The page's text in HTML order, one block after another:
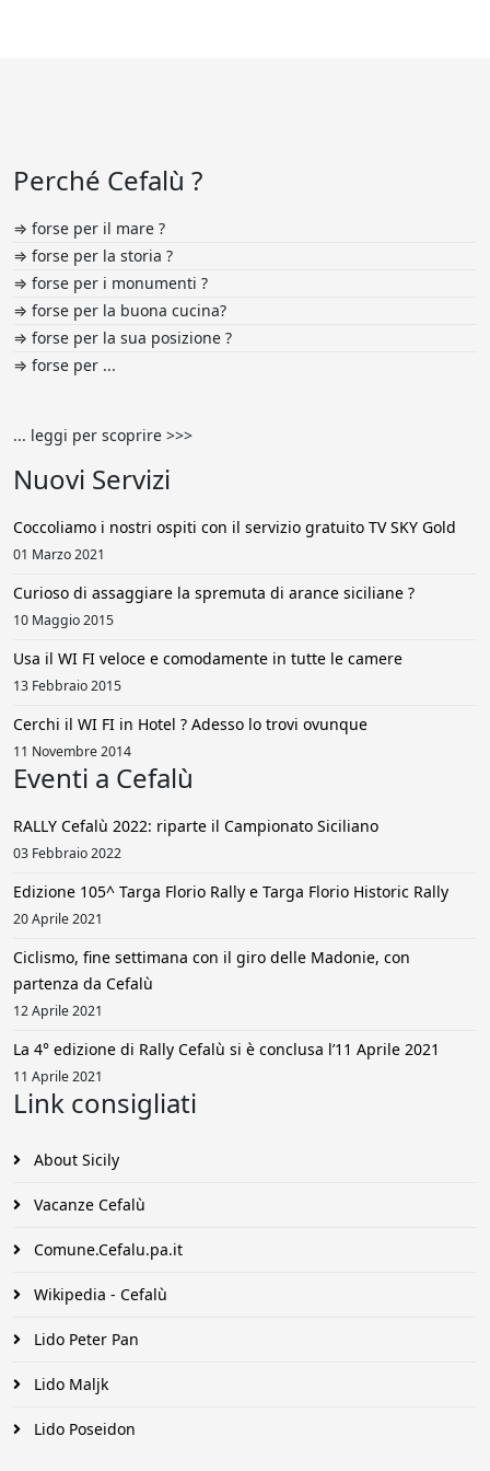
Perché Cefalù ?
⇒ forse per il mare ?
⇒ forse per la storia ?
⇒ forse per i monumenti ?
⇒ forse per la buona cucina?
⇒ forse per la sua posizione ?
⇒ forse per ...
... leggi per scoprire >>>
Nuovi Servizi
Coccoliamo i nostri ospiti con il servizio gratuito TV SKY Gold
01 Marzo 2021
Curioso di assaggiare la spremuta di arance siciliane ?
10 Maggio 2015
Usa il WI FI veloce e comodamente in tutte le camere
13 Febbraio 2015
Cerchi il WI FI in Hotel ? Adesso lo trovi ovunque
11 Novembre 2014
Eventi a Cefalù
RALLY Cefalù 2022: riparte il Campionato Siciliano
03 Febbraio 2022
Edizione 105^ Targa Florio Rally e Targa Florio Historic Rally
20 Aprile 2021
Ciclismo, fine settimana con il giro delle Madonie, con
partenza da Cefalù
12 Aprile 2021
La 4° edizione di Rally Cefalù si è conclusa l’11 Aprile 2021
11 Aprile 2021
Link consigliati
About Sicily
Vacanze Cefalù
Comune.Cefalu.pa.it
Wikipedia - Cefalù
Lido Peter Pan
Lido Maljk
Lido Poseidon